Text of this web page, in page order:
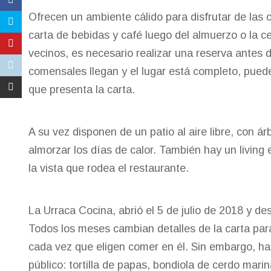
Ofrecen un ambiente cálido para disfrutar de las
carta de bebidas y café luego del almuerzo o la
vecinos, es necesario realizar una reserva antes
comensales llegan y el lugar está completo,
que presenta la carta.
A su vez disponen de un patio al aire libre, con
almorzar los días de calor. También hay un
la vista que rodea el restaurante.
La Urraca Cocina, abrió el 5 de julio de 2018 y
Todos los meses cambian detalles de la carta
cada vez que eligen comer en él. Sin embargo,
público: tortilla de papas, bondiola de cerdo